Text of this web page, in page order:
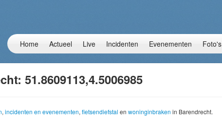
Home Actueel Live Incidenten Evenementen Foto's
51.8609113,4.5006985
, incidenten en evenementen, fietsendiefstal en woninginbraken in Barendrecht.